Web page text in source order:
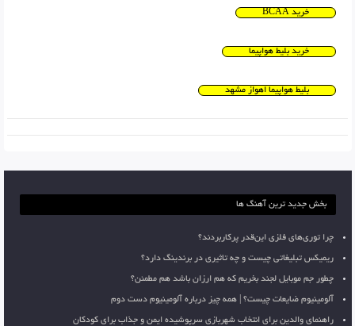
خرید BCAA
خرید بلیط هواپیما
بلیط هواپیما اهواز مشهد
بخش جدید ترین آهنگ ها
چرا توری‌های فلزی این‌قدر پرکاربردند؟
ریمیکس تبلیغاتی چیست و چه تاثیری در برندینگ دارد؟
چطور جم موبایل لجند بخریم که هم ارزان باشد هم مطمئن؟
آلومینیوم ضایعات چیست؟ | همه چیز درباره آلومینیوم دست دوم
راهنمای والدین برای انتخاب شهربازی سرپوشیده ایمن و جذاب برای کودکان